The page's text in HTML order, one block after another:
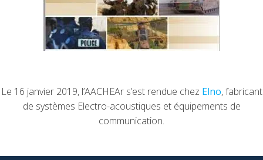
Le 16 janvier 2019, l’AACHEAr s’est rendue chez Elno, fabricant
de systèmes Electro-acoustiques et équipements de
communication.